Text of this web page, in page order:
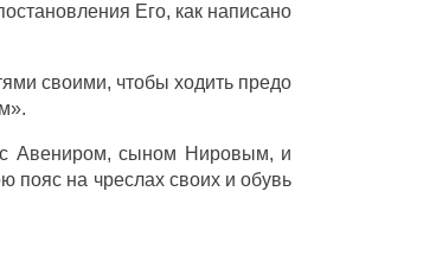
Его, как написано
своими, чтобыходить предо
».
Авениром,сыном Нировым, и
пояс на чреслахсвоих иобувь